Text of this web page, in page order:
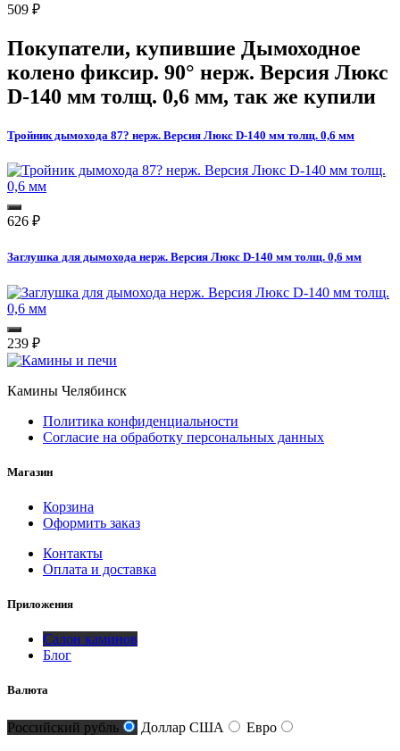
509 ₽
Покупатели, купившие Дымоходное
колено фиксир. 90° нерж. Версия Люкс
D-140 мм толщ. 0,6 мм, так же купили
Тройник дымохода 87? нерж. Версия Люкс D-140 мм толщ. 0,6 мм
626 ₽
Заглушка для дымохода нерж. Версия Люкс D-140 мм толщ. 0,6 мм
239 ₽
Камины Челябинск
Политика конфиденциальности
Согласие на обработку персональных данных
Магазин
Корзина
Оформить заказ
Контакты
Оплата и доставка
Приложения
Салон каминов
Блог
Валюта
Российский рубль Доллар США Евро